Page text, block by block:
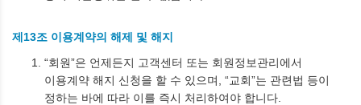
제13조 이용계약의 해제 및 해지
“회원”은 언제든지 고객센터 또는 회원정보관리에서
이용계약 해지 신청을 할 수 있으며, “교회”는 관련법 등이
정하는 바에 따라 이를 즉시 처리하여야 합니다.